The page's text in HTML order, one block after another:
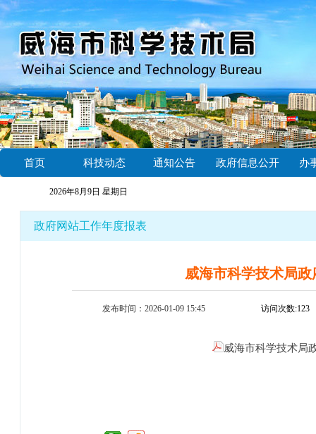
首页 科技动态 通知公告 政府信息公开 办
2026年8月9日 星期日
政府网站工作年度报表
威海市科学技术局
发布时间：2026-01-09 15:45 访问次数:123
威海市科学技术局